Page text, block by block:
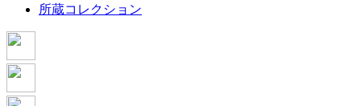
所蔵コレクション